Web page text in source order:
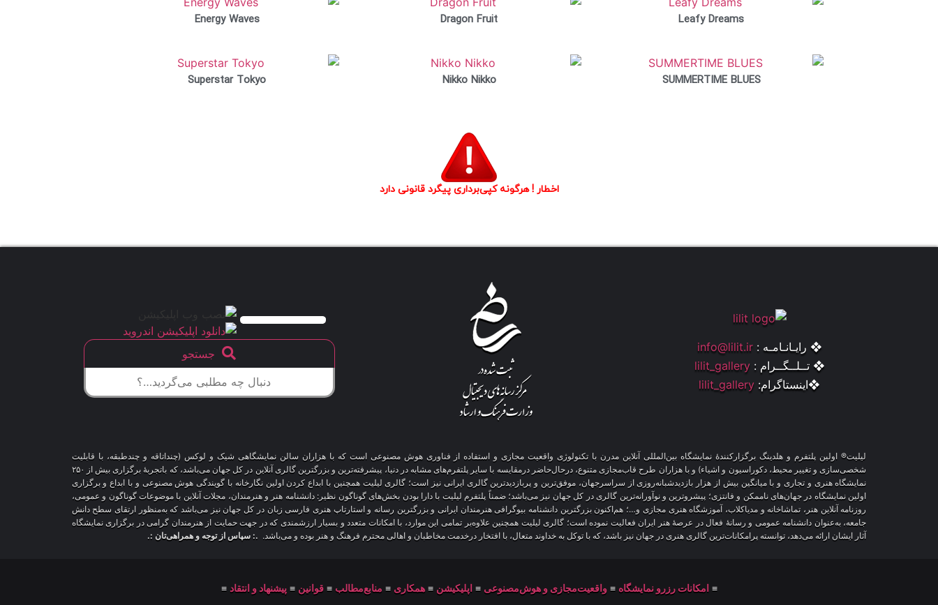
Leafy Dreams
Dragon Fruit
Energy Waves
SUMMERTIME BLUES
Nikko Nikko
Superstar Tokyo
اخطار ! هرگونه کپی‌برداری پیگرد قانونی دارد
❖ رایـانـامـه : info@lilit.ir
❖ تــلــگــرام : lilit_gallery
❖اینستاگرام: lilit_gallery
جستجو
لیلیت® اولین پلتفرم و هلدینگ برگزارکنندهٔ نمایشگاه بین‌المللی آنلاین مدرن با تکنولوژی واقعیت مجازی و استفاده از فناوری هوش مصنوعی است که با هزاران سالن نمایشگاهی شیک و لوکس (چنداتاقه و چندطبقه، با قابلیت
شخصی‌سازی و تغییر محیط، دکوراسیون و اشیاء) و با هزاران طرح قاب‌مجازی متنوع، درحال‌حاضر درمقایسه با سایر پلتفرم‌های مشابه در دنیا، پیشرفته‌ترین و بزرگترین گالری آنلاین در کل جهان می‌باشد، که باتجربهٔ برگزاری بیش از ۲۵۰
نمایشگاه هنری و تجاری و با میانگین بیش از هزار بازدیدشبانه‌روزی از سراسرجهان، موفق‌ترین و پربازدیدترین گالری ایرانی نیز است؛ گالری لیلیت همچنین با ابداع کردن اولین نگارخانه با گویندگی هوش مصنوعی و با ابداع و برگزاری
اولین نمایشگاه در جهان‌های ناممکن و فانتزی؛ پیشروترین و نوآورانه‌ترین گالری در کل جهان نیز می‌باشد؛ ضمناً پلتفرم لیلیت با دارا بودن بخش‌های گوناگون نظیر: دانشنامه هنر و هنرمندان، مجلات آنلاین با موضوعات گوناگون و عمومی،
روزنامه آنلاین هنر، تماشاخانه و مدیاکلاب، آموزشگاه هنری مجازی و…؛ هم‌اکنون بزرگترین دانشنامه بیوگرافی هنرمندان ایرانی و بزرگترین رسانه و استارتاپ هنری فارسی زبان در کل جهان نیز می‌باشد که به‌منظور ارتقای سطح دانش
جامعه، به‌عنوان دانشنامه عمومی و رسانهٔ فعال در عرصهٔ هنر ایران فعالیت نموده است؛ گالری لیلیت همچنین علاوه‌بر تمامی این موارد، با امکانات متعدد و بسیار ارزشمندی که در جهت حمایت از هنرمندان گرامی در برگزاری نمایشگاه
آثار ایشان ارائه می‌دهد، توانسته پرامکانات‌ترین گالری هنری در جهان نیز باشد، که با توکل به خداوند متعال، با افتخار درخدمت مخاطبان و اهالی محترم فرهنگ و هنر بوده و می‌باشد. .: سپاس از توجه و همراهی‌تان :.
≡ امکانات رزرو نمایشگاه ≡واقعیت‌مجازی و هوش‌مصنوعی ≡ اپلیکیشن ≡همکاری ≡ منابع‌مطالب ≡قوانین ≡پیشنهاد و انتقاد ≡